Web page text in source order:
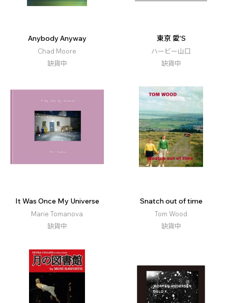
Anybody Anyway
Chad Moore
缺貨中
東京 愛’S
ハービー山口
缺貨中
It Was Once My Universe
Marie Tomanova
缺貨中
Snatch out of time
Tom Wood
缺貨中